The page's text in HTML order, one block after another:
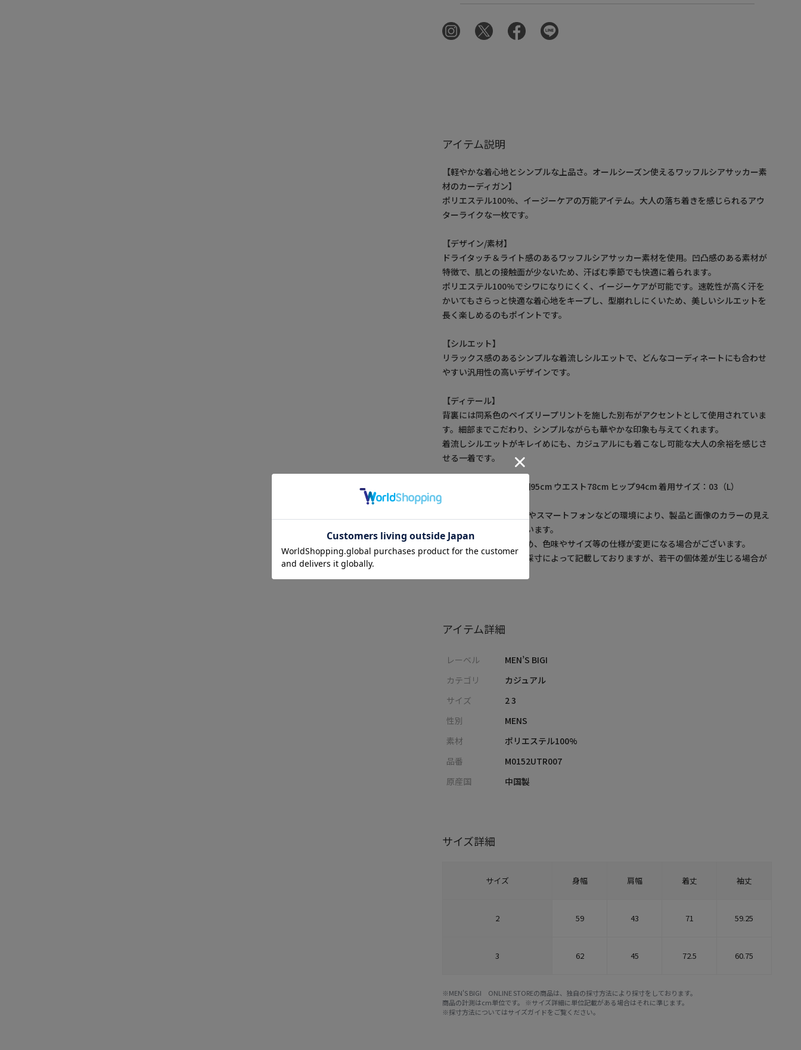
アイテム説明
【軽やかな着心地とシンプルな上品さ。オールシーズン使えるワッフルシアサッカー素
材のカーディガン】
ポリエステル100%、イージーケアの万能アイテム。大人の落ち着きを感じられるアウ
ターライクな一枚です。
【デザイン/素材】
ドライタッチ＆ライト感のあるワッフルシアサッカー素材を使用。凹凸感のある素材が
特徴で、肌との接触面が少ないため、汗ばむ季節でも快適に着られます。
ポリエステル100%でシワになりにくく、イージーケアが可能です。速乾性が高く汗を
かいてもさらっと快適な着心地をキープし、型崩れしにくいため、美しいシルエットを
長く楽しめるのもポイントです。
【シルエット】
リラックス感のあるシンプルな着流しシルエットで、どんなコーディネートにも合わせ
やすい汎用性の高いデザインです。
【ディテール】
背裏には同系色のペイズリープリントを施した別布がアクセントとして使用されていま
す。細部までこだわり、シンプルながらも華やかな印象も与えてくれます。
着流しシルエットがキレイめにも、カジュアルにも着こなし可能な大人の余裕を感じさ
せる一着です。
モデル 身長184cm 胸囲95cm ウエスト78cm ヒップ94cm 着用サイズ：03（L）
※照明・光の加減、PCやスマートフォンなどの環境により、製品と画像のカラーの見え
方が異なる場合がございます。
※画像はサンプルのため、色味やサイズ等の仕様が変更になる場合がございます。
※サイズは弊社規定の採寸によって記載しておりますが、若干の個体差が生じる場合が
アイテム詳細
レーベル
MEN’S BIGI
カテゴリ
カジュアル
サイズ
2 3
性別
MENS
素材
ポリエステル100%
品番
M0152UTR007
原産国
中国製
サイズ詳細
サイズ 身幅 肩幅 着丈 袖丈
2 59 43 71 59.25
3 62 45 72.5 60.75
※MEN'S BIGI ONLINE STOREの商品は、独自の採寸方法により採寸をしております。
商品の計測はcm単位です。 ※サイズ詳細に単位記載がある場合はそれに準じます。
※採寸方法についてはサイズガイドをご覧ください。